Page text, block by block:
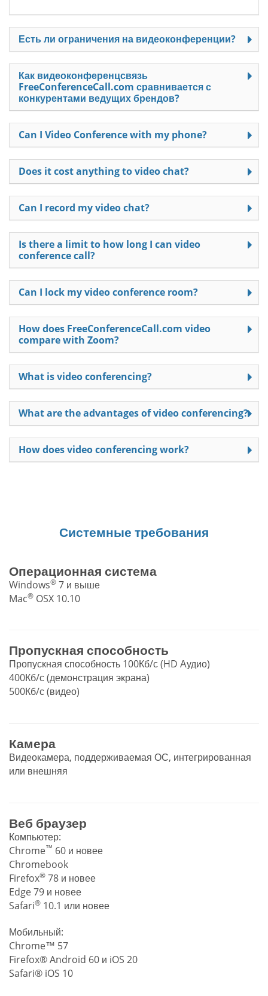
Есть ли ограничения на видеоконференции?
Как видеоконференцсвязь
FreeConferenceCall.com сравнивается с
конкурентами ведущих брендов?
Can I Video Conference with my phone?
Does it cost anything to video chat?
Can I record my video chat?
Is there a limit to how long I can video
conference call?
Can I lock my video conference room?
How does FreeConferenceCall.com video
compare with Zoom?
What is video conferencing?
What are the advantages of video conferencing?
How does video conferencing work?
Системные требования
Операционная система
Windows® 7 и выше
Mac® OSX 10.10
Пропускная способность
Пропускная способность 100Кб/с (HD Аудио)
400Кб/с (демонстрация экрана)
500Кб/с (видео)
Камера
Видеокамера, поддерживаемая ОС, интегрированная
или внешняя
Веб браузер
Компьютер:
Chrome™ 60 и новее
Chromebook
Firefox® 78 и новее
Edge 79 и новее
Safari® 10.1 или новее
Мобильный:
Chrome™ 57
Firefox® Android 60 и iOS 20
Safari® iOS 10